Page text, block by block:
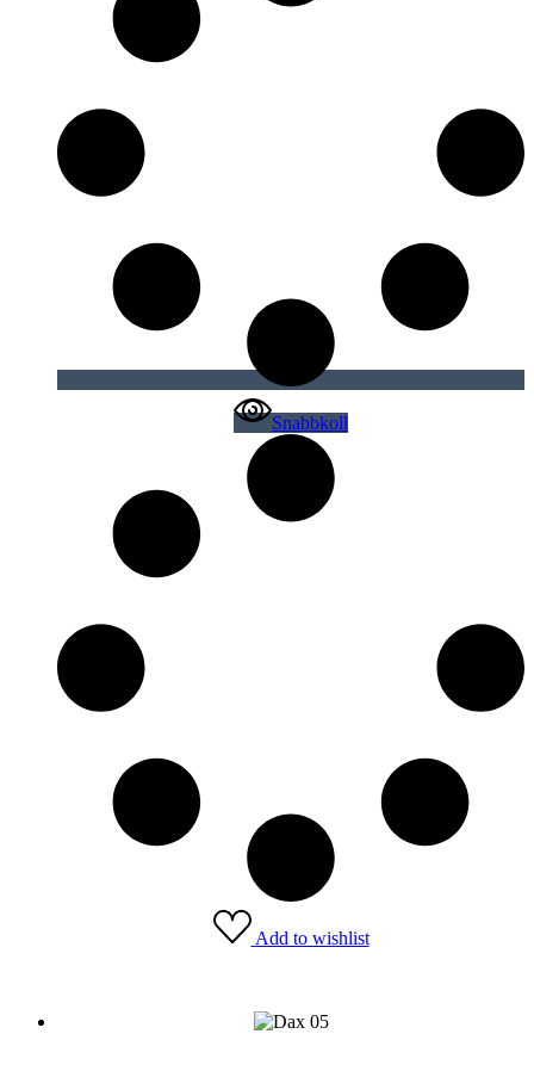
Snabbkoll
Add to wishlist